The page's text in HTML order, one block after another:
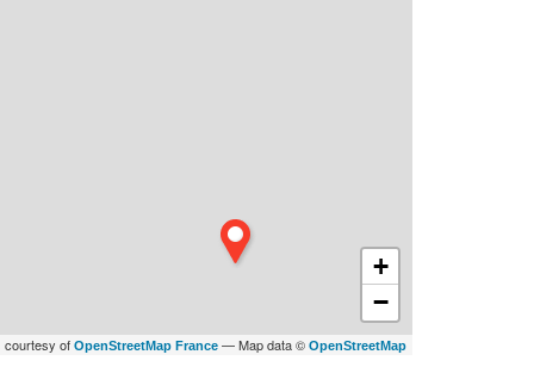
+
−
of OpenStreetMap France — Map data © OpenStreetMap